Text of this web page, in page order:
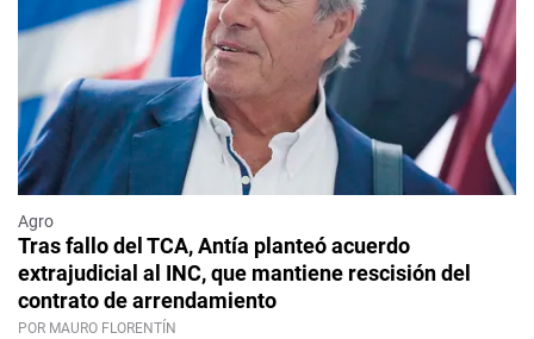
Agro
Tras fallo del TCA, Antía planteó acuerdo
extrajudicial al INC, que mantiene rescisión del
contrato de arrendamiento
POR MAURO FLORENTÍN